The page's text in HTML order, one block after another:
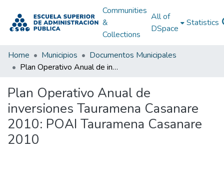
Communities
&
Collections
All of
DSpace
Statistics
Home Municipios
Documentos Municipales
Plan Operativo Anual de inversiones Tauramena Casanare 2010: POAI Tauramena Casanare 2010
Plan Operativo Anual de
inversiones Tauramena Casanare
2010: POAI Tauramena Casanare
2010